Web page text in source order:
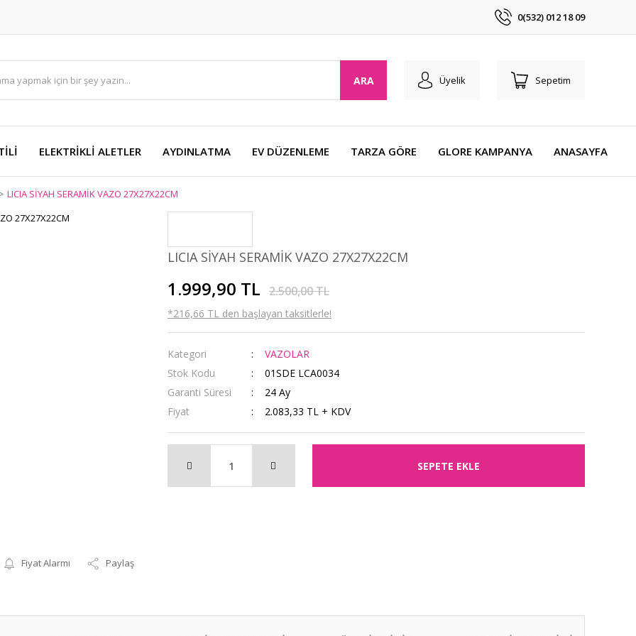
0(532) 012 18 09
ARA Üyelik Sepetim
ELEKTRİKLİ ALETLER AYDINLATMA EV DÜZENLEME TARZA GÖRE GLORE KAMPANYA ANASAYFA
LICIA SİYAH SERAMİK VAZO 27X27X22CM
Fiyat Alarmı Paylaş
LICIA SİYAH SERAMİK VAZO 27X27X22CM
1.999,90 TL 2.500,00 TL
*216,66 TL den başlayan taksitlerle!
Kategori
VAZOLAR
Stok Kodu
01SDE LCA0034
Garanti Süresi
24 Ay
Fiyat
2.083,33 TL + KDV
SEPETE EKLE